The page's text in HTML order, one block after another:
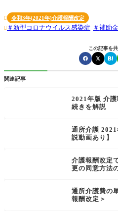
 令和3年(2021年)介護報酬改定
 新型コロナウイルス感染症 補助金
この記事を
関連記事
2021年版 介
続きを解説
通所介護
説動画あり】
介護報酬改定
更の同意方法
通所介護費の
報酬改定＞